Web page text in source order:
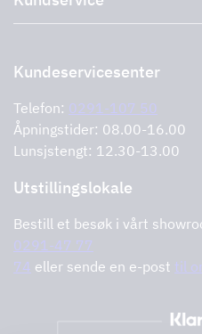
Støtte og tjenester
Informasjonskapsler
Retningslinjer for personvern
Retur av produktet
Støtte og tjenester
Kundeservicesenter
Telefon: 0291-107 50
Åpningstider: 08.00-16.00
Lunsjstengt: 12.30-13.00
Utstillingslokale
Bestill et besøk i vårt
0291-47 77
74 eller sende en e-post til